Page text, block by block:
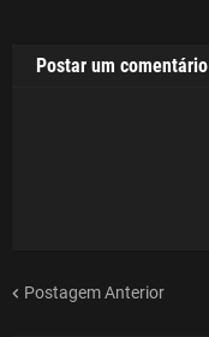
Postar um comentário
Postagem Anterior